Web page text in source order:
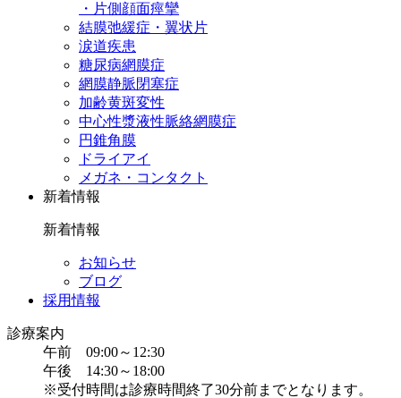
・片側顔面痙攣
結膜弛緩症・翼状片
涙道疾患
糖尿病網膜症
網膜静脈閉塞症
加齢黄斑変性
中心性漿液性脈絡網膜症
円錐角膜
ドライアイ
メガネ・コンタクト
新着情報
新着情報
お知らせ
ブログ
採用情報
診療案内
午前 09:00～12:30
午後 14:30～18:00
※受付時間は診療時間終了30分前までとなります。